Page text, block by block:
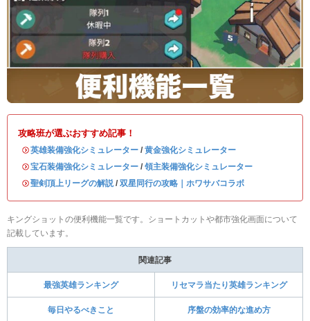
攻略班が選ぶおすすめ記事！
・英雄装備強化シミュレーター / 黄金強化シミュレーター
・宝石装備強化シミュレーター / 領主装備強化シミュレーター
・聖剣頂上リーグの解説 / 双星同行の攻略｜ホワサバコラボ
キングショットの便利機能一覧です。ショートカットや都市強化画面について
記載しています。
関連記事
最強英雄ランキング リセマラ当たり英雄ランキング
毎日やるべきこと 序盤の効率的な進め方